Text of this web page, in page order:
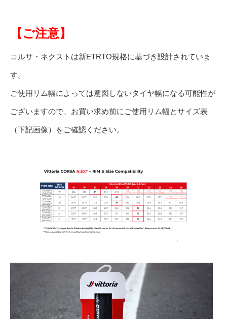
【ご注意】
コルサ・ネクストは新ETRTO規格に基づき設計されていま
す。
ご使用リム幅によっては意図しないタイヤ幅になる可能性が
ございますので、お買い求め前にご使用リム幅とサイズ表
（下記画像）をご確認ください。